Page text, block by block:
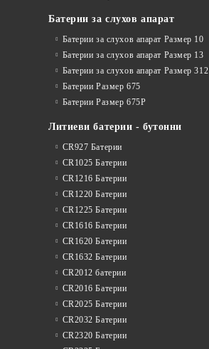
Батерии за слухов апарат
Батерии за слухов апарат Размер 10
Батерии за слухов апарат Размер 13
Батерии за слухов апарат Размер 312
Батерии Размер 675
Батерии Размер 675P
Литиеви батерии - бутонни
CR927 Батерии
CR1025 Батерии
CR1216 Батерии
CR1220 Батерии
CR1225 Батерии
CR1616 Батерии
CR1620 Батерии
CR1632 Батерии
CR2012 батерии
CR2016 Батерии
CR2025 Батерии
CR2032 Батерии
CR2320 Батерии